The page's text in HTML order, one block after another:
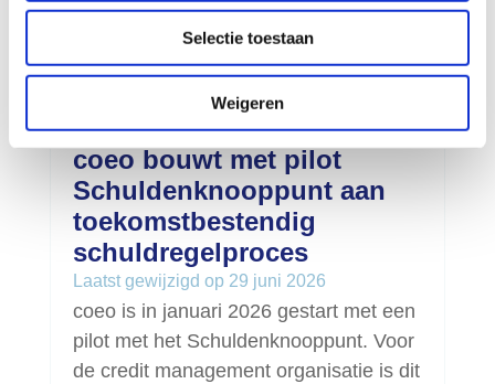
Selectie toestaan
Weigeren
coeo bouwt met pilot
Schuldenknooppunt aan
toekomstbestendig
schuldregelproces
Laatst gewijzigd op 29 juni 2026
coeo is in januari 2026 gestart met een
pilot met het Schuldenknooppunt. Voor
de credit management organisatie is dit